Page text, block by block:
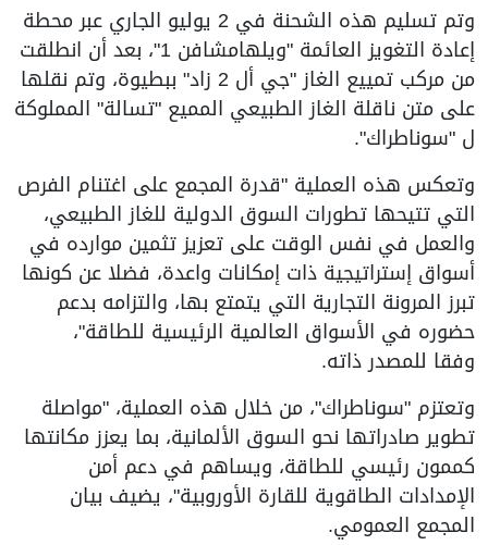
وتم تسليم هذه الشحنة في 2 يوليو الجاري عبر محطة
إعادة التغويز العائمة "ويلهامشافن 1"، بعد أن انطلقت
من مركب تمييع الغاز "جي أل 2 زاد" ببطيوة، وتم نقلها
على متن ناقلة الغاز الطبيعي المميع "تسالة" المملوكة
ل "سوناطراك".
وتعكس هذه العملية "قدرة المجمع على اغتنام الفرص
التي تتيحها تطورات السوق الدولية للغاز الطبيعي،
والعمل في نفس الوقت على تعزيز تثمين موارده في
أسواق إستراتيجية ذات إمكانات واعدة، فضلا عن كونها
تبرز المرونة التجارية التي يتمتع بها، والتزامه بدعم
حضوره في الأسواق العالمية الرئيسية للطاقة"،
وفقا للمصدر ذاته.
وتعتزم "سوناطراك"، من خلال هذه العملية، "مواصلة
تطوير صادراتها نحو السوق الألمانية، بما يعزز مكانتها
كممون رئيسي للطاقة، ويساهم في دعم أمن
الإمدادات الطاقوية للقارة الأوروبية"، يضيف بيان
المجمع العمومي.